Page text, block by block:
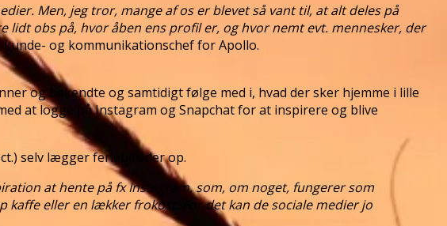
Men, jeg tror, mange af os er blevet så vant til, at alt deles på
obs på, hvor åben ens profil er, og hvor nemt evt. mennesker, der
kunde- og kommunikationschef for Apollo.
og bekendte og samtidigt følge med i, hvad der sker hjemme i lille
at logge på Instagram og Snapchat for at inspirere og blive
selv lægger feriebilleder op.
at hente på fx Instagram, som, om noget, fungerer som
eller en lækker frokost. For det kan de sociale medier jo